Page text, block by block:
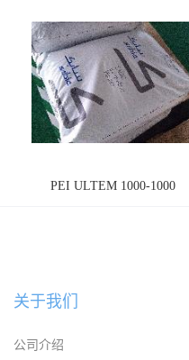
PEI ULTEM 1000-1000
关于我们
公司介绍